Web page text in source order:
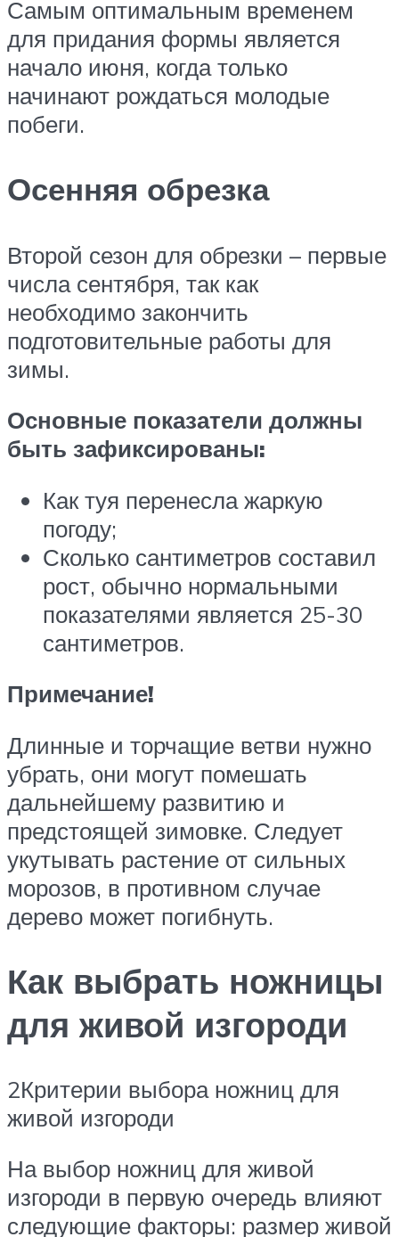
Самым оптимальным временем
для придания формы является
начало июня, когда только
начинают рождаться молодые
побеги.
Осенняя обрезка
Второй сезон для обрезки – первые
числа сентября, так как
необходимо закончить
подготовительные работы для
зимы.
Основные показатели должны
быть зафиксированы:
Как туя перенесла жаркую
погоду;
Сколько сантиметров составил
рост, обычно нормальными
показателями является 25-30
сантиметров.
Примечание!
Длинные и торчащие ветви нужно
убрать, они могут помешать
дальнейшему развитию и
предстоящей зимовке. Следует
укутывать растение от сильных
морозов, в противном случае
дерево может погибнуть.
Как выбрать ножницы
для живой изгороди
2Критерии выбора ножниц для
живой изгороди
На выбор ножниц для живой
изгороди в первую очередь влияют
следующие факторы: размер живой